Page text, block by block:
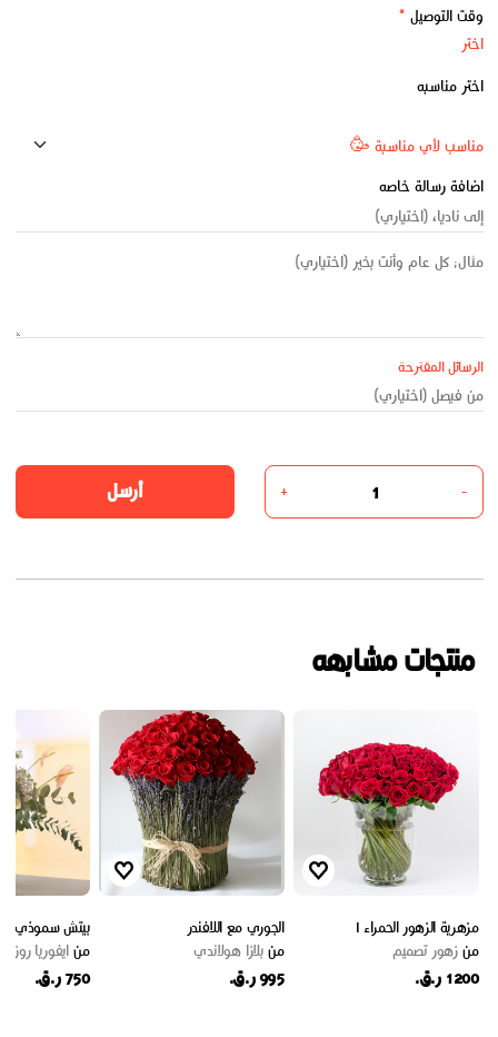
وقت التوصيل *
اختر مناسبه
اضافة رسالة خاصه
الرسائل المقترحة
-
+ أرسل
منتجات مشابهه
مزهرية الزهور الحمراء I
من زهور تصميم
1200 ر.ق.
الجوري مع اللافندر
من بلازا هولاندي
995 ر.ق.
بيتش سموذي
من ايفوريا روزز
750 ر.ق.